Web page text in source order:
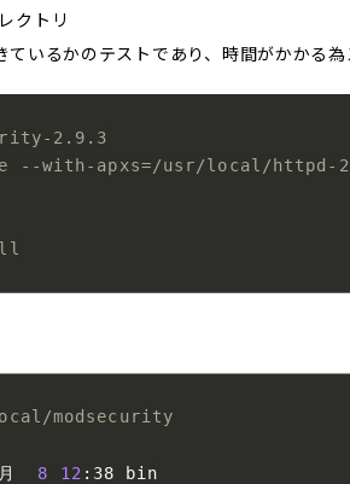
クトリ
るかのテストであり、時間がかかる為
2.9.3
--with-apxs=/usr/local/
modsecurity
月 8 12 :38 bin